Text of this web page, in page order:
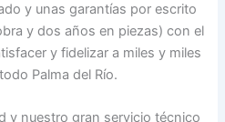
y unas garantías por escrito
y dos años en piezas) con el
y fidelizar a miles y miles
Palma del Río.
y nuestro gran servicio técnico